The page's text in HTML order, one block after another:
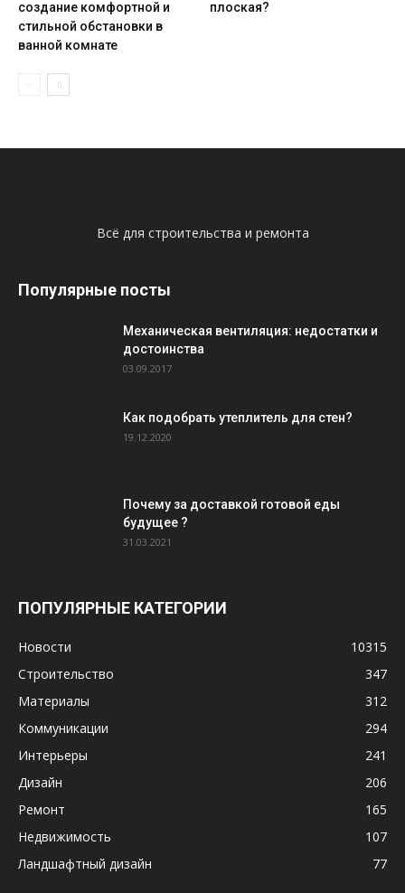
создание комфортной и
стильной обстановки в
ванной комнате
плоская?
Всё для строительства и ремонта
Популярные посты
Механическая вентиляция: недостатки и
достоинства
03.09.2017
Как подобрать утеплитель для стен?
19.12.2020
Почему за доставкой готовой еды
будущее ?
31.03.2021
ПОПУЛЯРНЫЕ КАТЕГОРИИ
Новости
10315
Строительство
347
Материалы
312
Коммуникации
294
Интерьеры
241
Дизайн
206
Ремонт
165
Недвижимость
107
Ландшафтный дизайн
77